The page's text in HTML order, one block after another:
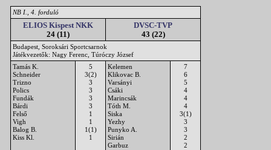
NB I., 4. forduló
ELIOS Kispest NKK
24 (11)
DVSC-TVP
43 (22)
Budapest, Soroksári Sportcsarnok
Játékvezetők: Nagy Ferenc, Túróczy József
Tamás K.
Schneider
Trizno
Polics
Fundák
Bárdi
Felső
Vigh
Balog B.
Kiss Kl.
5
3(2)
3
3
3
3
1
1
1(1)
1
Kelemen
Klikovac B.
Varsányi
Csáki
Marincsák
Tóth M.
Siska
Yezhy
Punyko A.
Sirián
Garbuz
7
6
5
4
4
4
3(1)
3
3
2
2